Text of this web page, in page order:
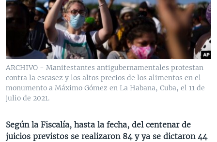
VENEZUELA
NICARAGUA
ECONOMÍA
ENTRETENIMIENTO Y CULTURA
TECNOLOGÍA
DEPORTES
CIENCIA Y SALUD
MULTIMEDIA
FOTOGRAFÍA
AUDIOS
PROGRAMAS TV
EL MUNDO AL DÍA
FORO INTERAMERICANO
VISIÓN 360
LAS CLAVES
RADIO
AVANCE INFORMATIVO
AUDIONOTICIAS
BUENOS DÍAS AMÉRICA
EL MUNDO AL DÍA [RADIO]
DIRECT
DOCUMENTALES DE LA VOA
SÍGANOS
ARCHIVO - Manifestantes antigubernamentales protestan
contra la escasez y los altos precios de los alimentos en el
monumento a Máximo Gómez en La Habana, Cuba, el 11 de
julio de 2021.
Según la Fiscalía, hasta la fecha, del centenar de
juicios previstos se realizaron 84 y ya se dictaron 44